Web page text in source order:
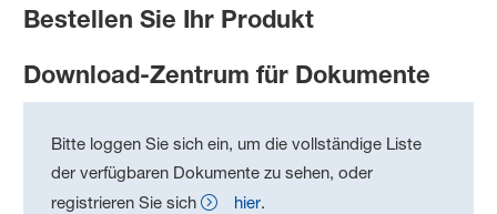
Bestellen Sie Ihr Produkt
Download-Zentrum für Dokumente
Bitte loggen Sie sich ein, um die vollständige Liste
der verfügbaren Dokumente zu sehen, oder
registrieren Sie sich
hier.